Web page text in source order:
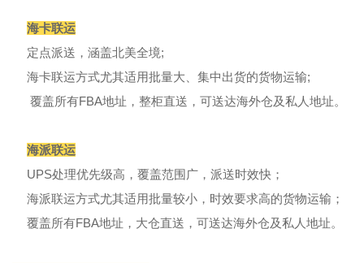
海卡联运
定点派送，涵盖北美全境;
海卡联运方式尤其适用批量大、集中出货的货物运输;
覆盖所有FBA地址，整柜直送，可送达海外仓及私人地址。
海派联运
UPS处理优先级高，覆盖范围广，派送时效快；
海派联运方式尤其适用批量较小，时效要求高的货物运输；
覆盖所有FBA地址，大仓直送，可送达海外仓及私人地址。